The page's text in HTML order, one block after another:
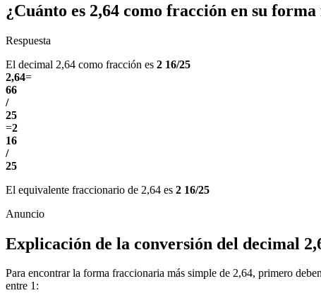
¿Cuánto es 2,64 como fracción en su forma
Respuesta
El decimal 2,64 como fracción es 2 16/25
2,64=
66
/
25
=2
16
/
25
El equivalente fraccionario de 2,64 es 2 16/25
Explicación de la conversión del decimal
Para encontrar la forma fraccionaria más simple de 2,64, primero
entre 1: